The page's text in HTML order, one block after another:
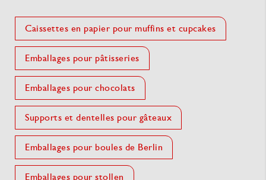
Caissettes en papier pour muffins et cupcakes
Emballages pour pâtisseries
Emballages pour chocolats
Supports et dentelles pour gâteaux
Emballages pour boules de Berlin
Emballages pour stollen